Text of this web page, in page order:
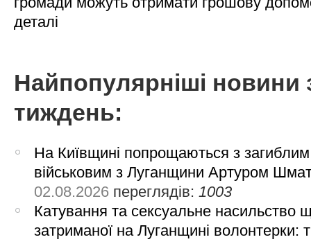
деталі
Найпопулярніші новини
тиждень:
На Київщині попрощаються з загиблим
військовим з Луганщини Артуром
02.08.2026 переглядів: 1003
Катування та сексуальне насильство
затриманої на Луганщині волонтерки: